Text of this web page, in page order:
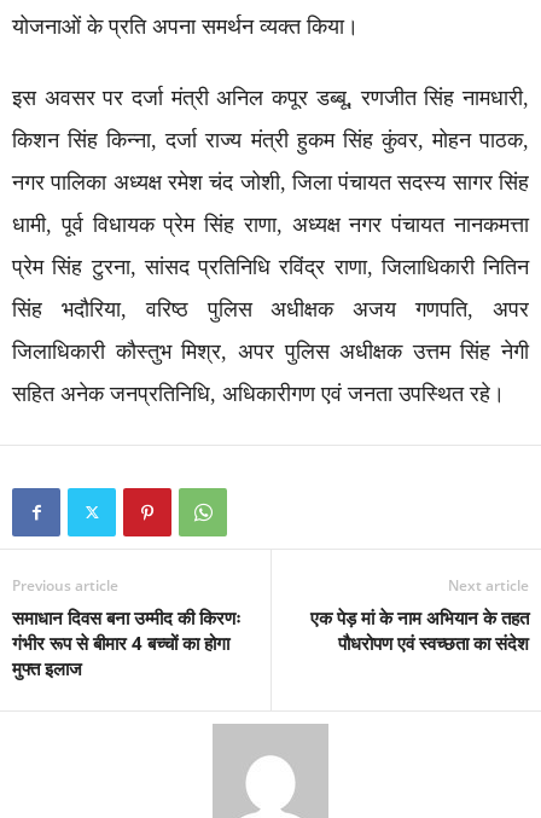
योजनाओं के प्रति अपना समर्थन व्यक्त किया।
इस अवसर पर दर्जा मंत्री अनिल कपूर डब्बू, रणजीत सिंह नामधारी,
किशन सिंह किन्ना, दर्जा राज्य मंत्री हुकम सिंह कुंवर, मोहन पाठक,
नगर पालिका अध्यक्ष रमेश चंद जोशी, जिला पंचायत सदस्य सागर सिंह
धामी, पूर्व विधायक प्रेम सिंह राणा, अध्यक्ष नगर पंचायत नानकमत्ता
प्रेम सिंह टुरना, सांसद प्रतिनिधि रविंद्र राणा, जिलाधिकारी नितिन
सिंह भदौरिया, वरिष्ठ पुलिस अधीक्षक अजय गणपति, अपर
जिलाधिकारी कौस्तुभ मिश्र, अपर पुलिस अधीक्षक उत्तम सिंह नेगी
सहित अनेक जनप्रतिनिधि, अधिकारीगण एवं जनता उपस्थित रहे।
Previous article
समाधान दिवस बना उम्मीद की किरणः
गंभीर रूप से बीमार 4 बच्चों का होगा
मुफ्त इलाज
Next article
एक पेड़ मां के नाम अभियान के तहत
पौधरोपण एवं स्वच्छता का संदेश